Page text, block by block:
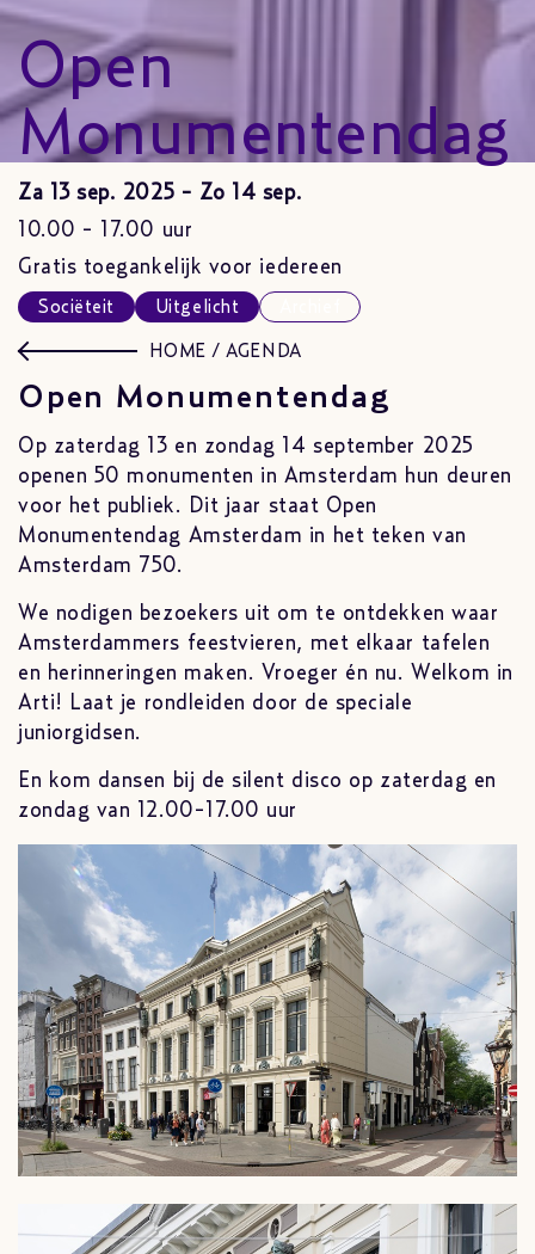
Open
Monumentendag
Za 13 sep. 2025 - Zo 14 sep.
10.00 - 17.00 uur
Gratis toegankelijk voor iedereen
Sociëteit Uitgelicht
HOME / AGENDA
Open Monumentendag
Op zaterdag 13 en zondag 14 september 2025
openen 50 monumenten in Amsterdam hun deuren
voor het publiek. Dit jaar staat Open
Monumentendag Amsterdam in het teken van
Amsterdam 750.
We nodigen bezoekers uit om te ontdekken waar
Amsterdammers feestvieren, met elkaar tafelen
en herinneringen maken. Vroeger én nu. Welkom in
Arti! Laat je rondleiden door de speciale
juniorgidsen.
En kom dansen bij de silent disco op zaterdag en
zondag van 12.00-17.00 uur